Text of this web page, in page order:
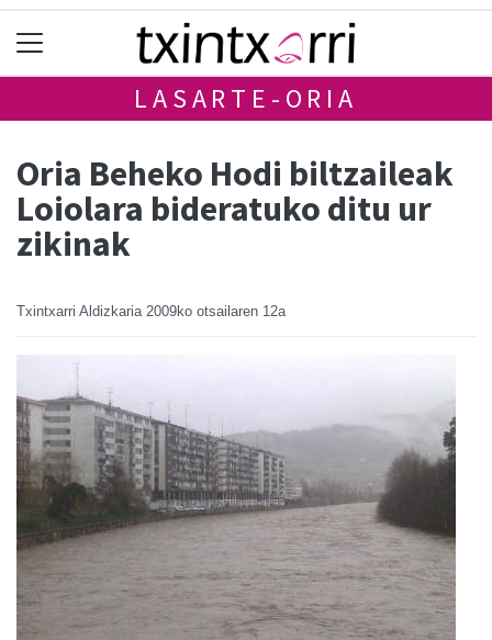
LASARTE-ORIA
Oria Beheko Hodi biltzaileak
Loiolara bideratuko ditu ur
zikinak
Txintxarri Aldizkaria 2009ko otsailaren 12a